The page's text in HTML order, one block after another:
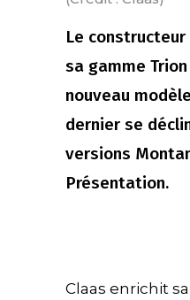
Le
sa gamme
nouveau
dernier se
versions
Présentation.
Claas enrichit